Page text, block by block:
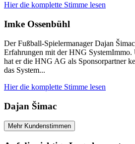
Hier die komplette Stimme lesen
Imke Ossenbühl
Der Fußball-Spielermanager Dajan
Erfahrungen mit der HNG SystemImmo.
hat er die HNG AG als Sponsorpartner
das System...
Hier die komplette Stimme lesen
Dajan Šimac
Mehr Kundenstimmen